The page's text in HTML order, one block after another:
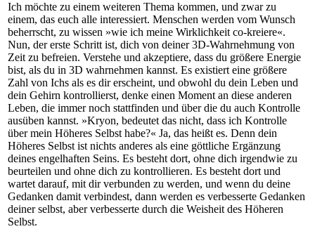
Ich möchte zu einem weiteren Thema kommen, und zwar zu
einem, das euch alle interessiert. Menschen werden vom Wunsch
beherrscht, zu wissen »wie ich meine Wirklichkeit co-kreiere«.
Nun, der erste Schritt ist, dich von deiner 3D-Wahrnehmung von
Zeit zu befreien. Verstehe und akzeptiere, dass du größere Energie
bist, als du in 3D wahrnehmen kannst. Es existiert eine größere
Zahl von Ichs als es dir erscheint, und obwohl du dein Leben und
dein Gehirn kontrollierst, denke einen Moment an diese anderen
Leben, die immer noch stattfinden und über die du auch Kontrolle
ausüben kannst. »Kryon, bedeutet das nicht, dass ich Kontrolle
über mein Höheres Selbst habe?« Ja, das heißt es. Denn dein
Höheres Selbst ist nichts anderes als eine göttliche Ergänzung
deines engelhaften Seins. Es besteht dort, ohne dich irgendwie zu
beurteilen und ohne dich zu kontrollieren. Es besteht dort und
wartet darauf, mit dir verbunden zu werden, und wenn du deine
Gedanken damit verbindest, dann werden es verbesserte Gedanken
deiner selbst, aber verbesserte durch die Weisheit des Höheren
Selbst.